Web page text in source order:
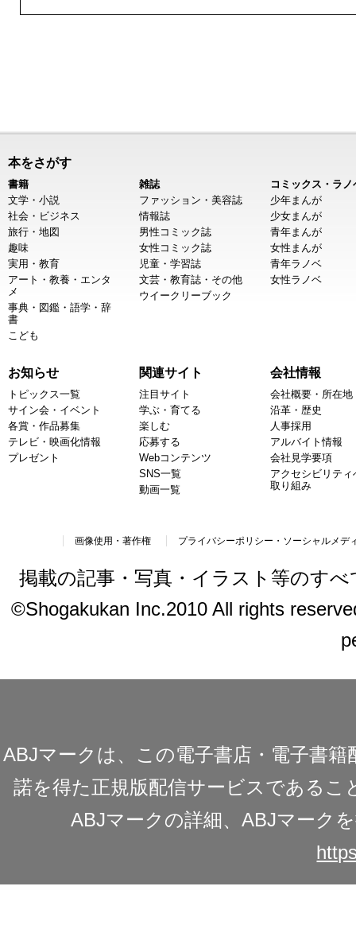
本をさがす
書籍
文学・小説
社会・ビジネス
旅行・地図
趣味
実用・教育
アート・教養・エンタ
メ
事典・図鑑・語学・辞
書
こども
雑誌
ファッション・美容誌
情報誌
男性コミック誌
女性コミック誌
児童・学習誌
文芸・教育誌・その他
ウイークリーブック
コミックス・ラノ
少年まんが
少女まんが
青年まんが
女性まんが
青年ラノベ
女性ラノベ
お知らせ
トピックス一覧
サイン会・イベント
各賞・作品募集
テレビ・映画化情報
プレゼント
関連サイト
注目サイト
学ぶ・育てる
楽しむ
応募する
Webコンテンツ
SNS一覧
動画一覧
会社情報
会社概要・所在地
沿革・歴史
人事採用
アルバイト情報
会社見学要項
アクセシビリティ
取り組み
画像使用・著作権 プライバシーポリシー・ソーシャルメデ
掲載の記事・写真・イラスト等のす
©Shogakukan Inc.2010 All rights
ABJマークは、この電子書店・電子書
諾を得た正規版配信サービスであるこ
ABJマークの詳細、ABJマーク